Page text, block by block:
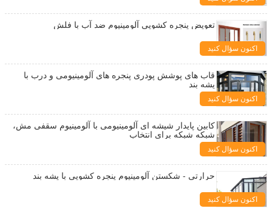
تعویض پنجره کشویی آلومینیوم ضد آب با فلش
اکنون سؤال کنید
قاب های پوشش پودری پنجره های آلومینیومی و درب با
پشه بند
اکنون سؤال کنید
کابین پایدار شیشه ای آلومینیومی با آلومینیوم سقفی مش،
شبکه شبکه برای انتخاب
اکنون سؤال کنید
حرارتی - شکستن آلومینیوم پنجره کشویی با پشه بند
اکنون سؤال کنید